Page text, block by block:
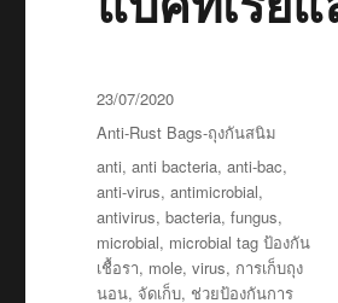
ของ
คู่
แข่ง
ยัง
ไง
?
Posted
on
23/07/2020
Categories
Anti-Rust Bags-ถุงกันสนิม
Tags
anti,anti bacteria,anti-bac,
anti-virus,antimicrobial,
antivirus,bacteria,fungus,
microbial, microbial tag ป้องกัน
เชื้อรา, mole,virus, การเก็บถุง
นอน, จัดเก็บ, ช่วยป้องกันการ